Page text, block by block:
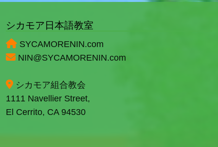
シカモア日本語教室
SYCAMORENIN.com
NIN@SYCAMORENIN.com
シカモア組合教会
1111 Navellier Street,
El Cerrito, CA 94530